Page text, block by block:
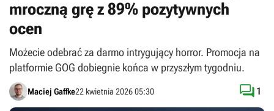
mroczną grę z 89% pozytywnych
ocen
Możecie odebrać za darmo intrygujący horror. Promocja na
platformie GOG dobiegnie końca w przyszłym tygodniu.
Maciej Gaffke22 kwietnia 2026 05:30  1